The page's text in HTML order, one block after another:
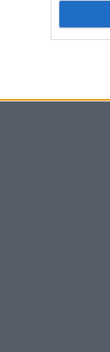
naciones de
cuando esta